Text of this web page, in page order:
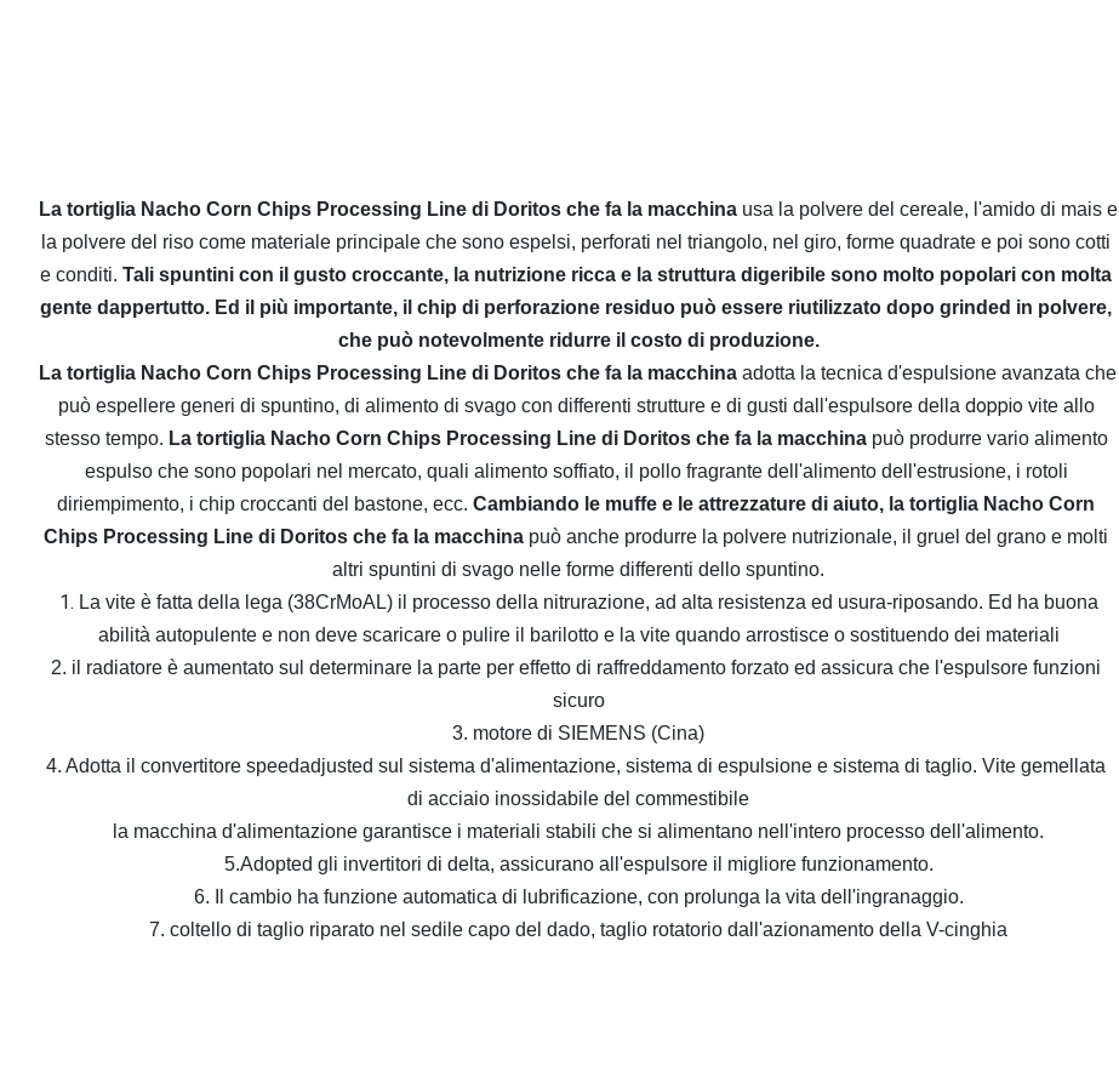
La tortiglia Nacho Corn Chips Processing Line di Doritos che fa la macchina usa la polvere del cereale, l'amido di mais e
la polvere del riso come materiale principale che sono espelsi, perforati nel triangolo, nel giro, forme quadrate e poi sono cotti
e conditi. Tali spuntini con il gusto croccante, la nutrizione ricca e la struttura digeribile sono molto popolari con molta
gente dappertutto. Ed il più importante, il chip di perforazione residuo può essere riutilizzato dopo grinded in polvere,
che può notevolmente ridurre il costo di produzione.
La tortiglia Nacho Corn Chips Processing Line di Doritos che fa la macchina adotta la tecnica d'espulsione avanzata che
può espellere generi di spuntino, di alimento di svago con differenti strutture e di gusti dall'espulsore della doppio vite allo
stesso tempo. La tortiglia Nacho Corn Chips Processing Line di Doritos che fa la macchina può produrre vario alimento
espulso che sono popolari nel mercato, quali alimento soffiato, il pollo fragrante dell'alimento dell'estrusione, i rotoli
diriempimento, i chip croccanti del bastone, ecc. Cambiando le muffe e le attrezzature di aiuto, la tortiglia Nacho Corn
Chips Processing Line di Doritos che fa la macchina può anche produrre la polvere nutrizionale, il gruel del grano e molti
altri spuntini di svago nelle forme differenti dello spuntino.
1. La vite è fatta della lega (38CrMoAL) il processo della nitrurazione, ad alta resistenza ed usura-riposando. Ed ha buona
abilità autopulente e non deve scaricare o pulire il barilotto e la vite quando arrostisce o sostituendo dei materiali
2. il radiatore è aumentato sul determinare la parte per effetto di raffreddamento forzato ed assicura che l'espulsore funzioni
sicuro
3. motore di SIEMENS (Cina)
4. Adotta il convertitore speedadjusted sul sistema d'alimentazione, sistema di espulsione e sistema di taglio. Vite gemellata
di acciaio inossidabile del commestibile
la macchina d'alimentazione garantisce i materiali stabili che si alimentano nell'intero processo dell'alimento.
5.Adopted gli invertitori di delta, assicurano all'espulsore il migliore funzionamento.
6. Il cambio ha funzione automatica di lubrificazione, con prolunga la vita dell'ingranaggio.
7. coltello di taglio riparato nel sedile capo del dado, taglio rotatorio dall'azionamento della V-cinghia